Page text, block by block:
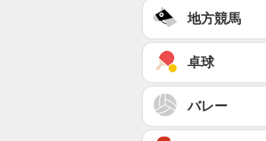
地方競馬
卓球
バレー